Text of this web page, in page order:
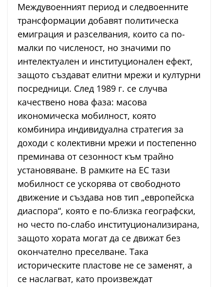
Междувоенният период и следвоенните
трансформации добавят политическа
емиграция и разселвания, които са по-
малки по численост, но значими по
интелектуален и институционален ефект,
защото създават елитни мрежи и културни
посредници. След 1989 г. се случва
качествено нова фаза: масова
икономическа мобилност, която
комбинира индивидуална стратегия за
доходи с колективни мрежи и постепенно
преминава от сезонност към трайно
установяване. В рамките на ЕС тази
мобилност се ускорява от свободното
движение и създава нов тип „европейска
диаспора“, която е по-близка географски,
но често по-слабо институционализирана,
защото хората могат да се движат без
окончателно преселване. Така
историческите пластове не се заменят, а
се наслагват, като произвеждат